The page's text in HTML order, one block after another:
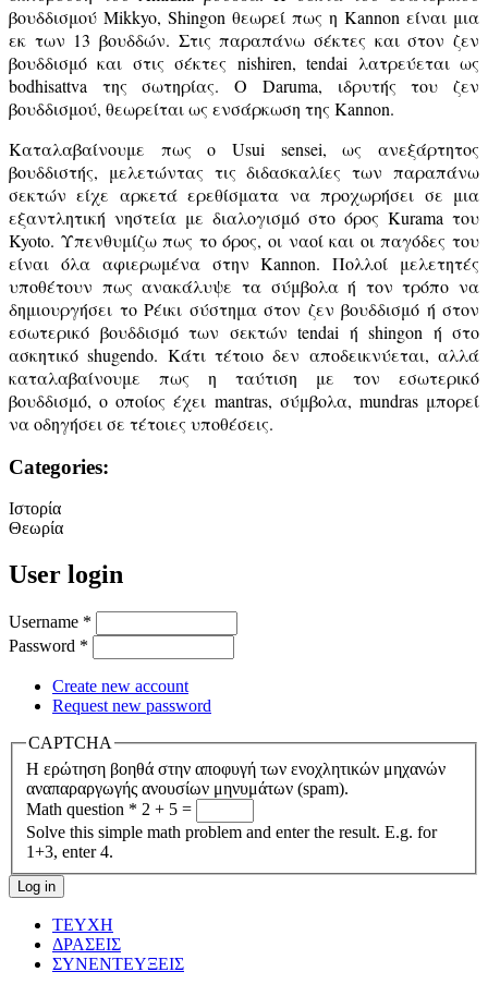
βουδδισμού Mikkyo, Shingon θεωρεί πως η Kannon είναι μια
εκ των 13 βουδδών. Στις παραπάνω σέκτες και στον ζεν
βουδδισμό και στις σέκτες nishiren, tendai λατρεύεται ως
bodhisattva της σωτηρίας. O Daruma, ιδρυτής του ζεν
βουδδισμού, θεωρείται ως ενσάρκωση της Kannon.
Καταλαβαίνουμε πως ο Usui sensei, ως ανεξάρτητος
βουδδιστής, μελετώντας τις διδασκαλίες των παραπάνω
σεκτών είχε αρκετά ερεθίσματα να προχωρήσει σε μια
εξαντλητική νηστεία με διαλογισμό στο όρος Kurama του
Kyoto. Υπενθυμίζω πως το όρος, οι ναοί και οι παγόδες του
είναι όλα αφιερωμένα στην Kannon. Πολλοί μελετητές
υποθέτουν πως ανακάλυψε τα σύμβολα ή τον τρόπο να
δημιουργήσει το Ρέικι σύστημα στον ζεν βουδδισμό ή στον
εσωτερικό βουδδισμό των σεκτών tendai ή shingon ή στο
ασκητικό shugendo. Κάτι τέτοιο δεν αποδεικνύεται, αλλά
καταλαβαίνουμε πως η ταύτιση με τον εσωτερικό
βουδδισμό, ο οποίος έχει mantras, σύμβολα, mundras μπορεί
να οδηγήσει σε τέτοιες υποθέσεις.
Categories:
Ιστορία
Θεωρία
User login
Username *
Password *
Create new account
Request new password
CAPTCHA
Η ερώτηση βοηθά στην αποφυγή των ενοχλητικών μηχανών
αναπαραργωγής ανουσίων μηνυμάτων (spam).
Math question * 2 + 5 =
Solve this simple math problem and enter the result. E.g. for
1+3, enter 4.
ΤΕΥΧΗ
ΔΡΑΣΕΙΣ
ΣΥΝΕΝΤΕΥΞΕΙΣ